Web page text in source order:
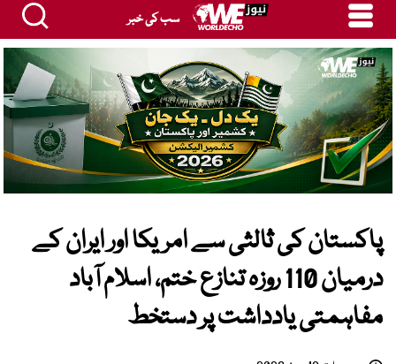
سب کی خبر
پاکستان کی ثالثی سے امریکا اور ایران کے
درمیان 110 روزہ تنازع ختم، اسلام آباد
مفاہمتی یادداشت پر دستخط